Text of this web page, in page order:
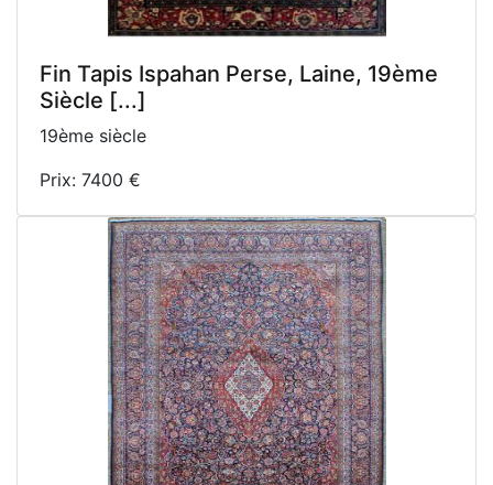
Fin Tapis Ispahan Perse, Laine, 19ème
Siècle [...]
19ème siècle
Prix: 7400 €